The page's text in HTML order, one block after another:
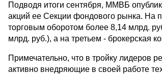
Подводя итоги сентября, ММВБ
акций ее Секции фондового рынка. На
торговым оборотом более 8,14 млрд.
млрд. руб.), а на третьем - брокерская
Примечательно, что в тройку лидеров
активно внедряющие в своей работе